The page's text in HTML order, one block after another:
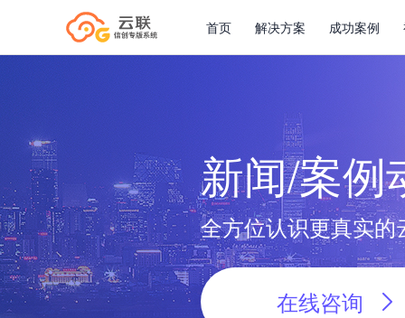
首页 解决方案 成功案例
新闻/案例
全方位认识更真实的
在线咨询